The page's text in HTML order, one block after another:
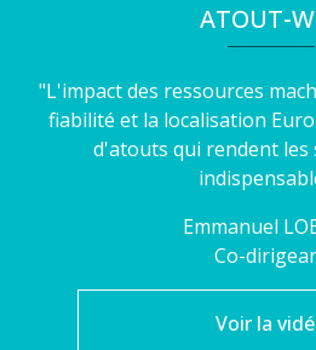
ATOUT-
"L'impact des ressources
fiabilité et la localisation
d'atouts qui rendent les
Emmanuel
Co-
Voir la